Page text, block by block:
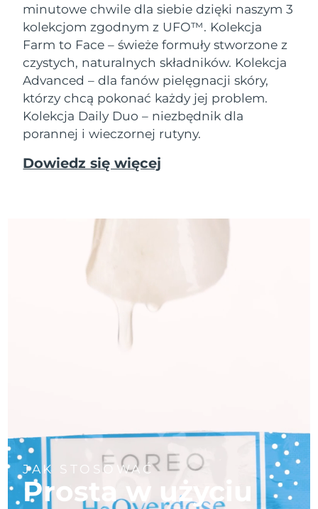
minutowe chwile dla siebie dzięki naszym 3
kolekcjom zgodnym z UFO™. Kolekcja
Farm to Face – świeże formuły stworzone z
czystych, naturalnych składników. Kolekcja
Advanced – dla fanów pielęgnacji skóry,
którzy chcą pokonać każdy jej problem.
Kolekcja Daily Duo – niezbędnik dla
porannej i wieczornej rutyny.
Dowiedz się więcej
JAK STOSOWAĆ
Prosta w użyciu